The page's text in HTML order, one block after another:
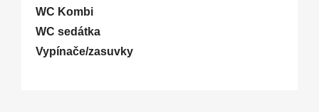
WC Kombi
WC sedátka
Vypínače/zasuvky